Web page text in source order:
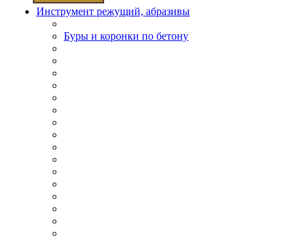
Инструмент режущий, абразивы
Буры и коронки по бетону